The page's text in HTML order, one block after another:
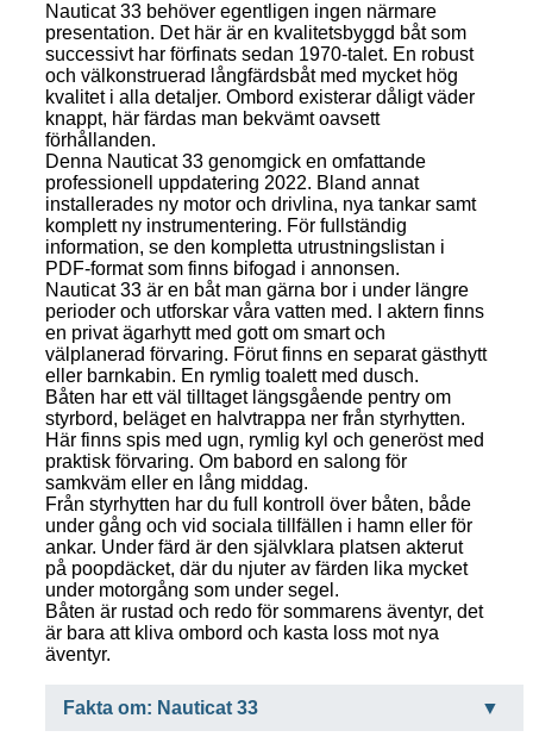
Nauticat 33 behöver egentligen ingen närmare
presentation. Det här är en kvalitetsbyggd båt som
successivt har förfinats sedan 1970-talet. En robust
och välkonstruerad långfärdsbåt med mycket hög
kvalitet i alla detaljer. Ombord existerar dåligt väder
knappt, här färdas man bekvämt oavsett
förhållanden.
Denna Nauticat 33 genomgick en omfattande
professionell uppdatering 2022. Bland annat
installerades ny motor och drivlina, nya tankar samt
komplett ny instrumentering. För fullständig
information, se den kompletta utrustningslistan i
PDF-format som finns bifogad i annonsen.
Nauticat 33 är en båt man gärna bor i under längre
perioder och utforskar våra vatten med. I aktern finns
en privat ägarhytt med gott om smart och
välplanerad förvaring. Förut finns en separat gästhytt
eller barnkabin. En rymlig toalett med dusch.
Båten har ett väl tilltaget längsgående pentry om
styrbord, beläget en halvtrappa ner från styrhytten.
Här finns spis med ugn, rymlig kyl och generöst med
praktisk förvaring. Om babord en salong för
samkväm eller en lång middag.
Från styrhytten har du full kontroll över båten, både
under gång och vid sociala tillfällen i hamn eller för
ankar. Under färd är den självklara platsen akterut
på poopdäcket, där du njuter av färden lika mycket
under motorgång som under segel.
Båten är rustad och redo för sommarens äventyr, det
är bara att kliva ombord och kasta loss mot nya
äventyr.
Fakta om: Nauticat 33